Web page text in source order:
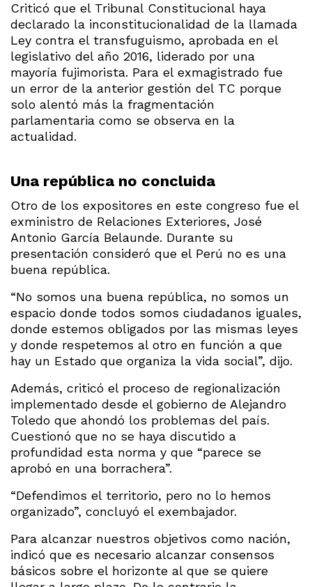
Criticó que el Tribunal Constitucional haya
declarado la inconstitucionalidad de la llamada
Ley contra el transfuguismo, aprobada en el
legislativo del año 2016, liderado por una
mayoría fujimorista. Para el exmagistrado fue
un error de la anterior gestión del TC porque
solo alentó más la fragmentación
parlamentaria como se observa en la
actualidad.
Una república no concluida
Otro de los expositores en este congreso fue el
exministro de Relaciones Exteriores, José
Antonio García Belaunde. Durante su
presentación consideró que el Perú no es una
buena república.
“No somos una buena república, no somos un
espacio donde todos somos ciudadanos iguales,
donde estemos obligados por las mismas leyes
y donde respetemos al otro en función a que
hay un Estado que organiza la vida social”, dijo.
Además, criticó el proceso de regionalización
implementado desde el gobierno de Alejandro
Toledo que ahondó los problemas del país.
Cuestionó que no se haya discutido a
profundidad esta norma y que “parece se
aprobó en una borrachera”.
“Defendimos el territorio, pero no lo hemos
organizado”, concluyó el exembajador.
Para alcanzar nuestros objetivos como nación,
indicó que es necesario alcanzar consensos
básicos sobre el horizonte al que se quiere